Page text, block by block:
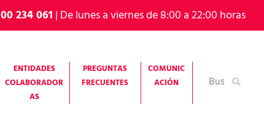
234 061 | De lunes a viernes de 8:00 a 22:00 horas
ENTIDADES
COLABORADOR
AS
PREGUNTAS
FRECUENTES
COMUNIC
ACIÓN
Buscar